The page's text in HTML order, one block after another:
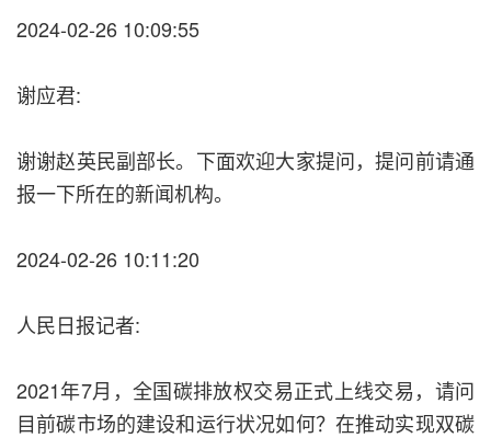
2024-02-26 10:09:55
谢应君:
谢谢赵英民副部长。下面欢迎大家提问，提问前请通
报一下所在的新闻机构。
2024-02-26 10:11:20
人民日报记者:
2021年7月，全国碳排放权交易正式上线交易，请问
目前碳市场的建设和运行状况如何？在推动实现双碳